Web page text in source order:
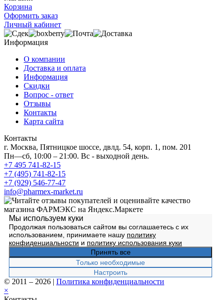
Корзина
Оформить заказ
Личный кабинет
Информация
О компании
Доставка и оплата
Информация
Скидки
Вопрос - ответ
Отзывы
Контакты
Карта сайта
Контакты
г. Москва, Пятницкое шоссе, двлд. 54, корп. 1, пом. 201
Пн—сб, 10:00 – 21:00. Вс - выходной день.
+7 495 741-82-15
+7 (495) 741-82-15
+7 (929) 546-77-47
info@pharmex-market.ru
Мы используем куки
Продолжая пользоваться сайтом вы соглашаетесь с их
использованием, принимаете нашу политику
конфиденциальности и политику использования куки
Принять все
Только необходимые
Настроить
© 2011 – 2026 | Политика конфиденциальности
×